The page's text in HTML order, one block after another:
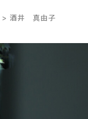
> 酒井 真由子